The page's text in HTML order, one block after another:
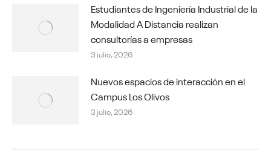
Estudiantes de Ingeniería Industrial de la
Modalidad A Distancia realizan
consultorías a empresas
3 julio, 2026
Nuevos espacios de interacción en el
Campus Los Olivos
3 julio, 2026